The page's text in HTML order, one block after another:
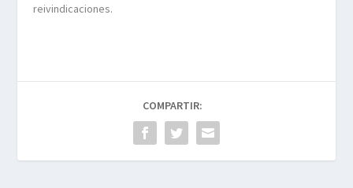
reivindicaciones.
COMPARTIR: